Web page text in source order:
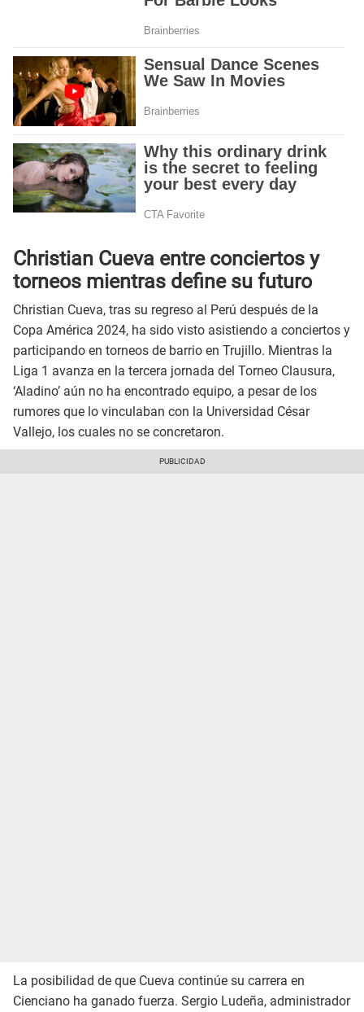
Christian Cueva entre conciertos y
torneos mientras define su futuro
Christian Cueva, tras su regreso al Perú después de la
Copa América 2024, ha sido visto asistiendo a conciertos y
participando en torneos de barrio en Trujillo. Mientras la
Liga 1 avanza en la tercera jornada del Torneo Clausura,
‘Aladino’ aún no ha encontrado equipo, a pesar de los
rumores que lo vinculaban con la Universidad César
Vallejo, los cuales no se concretaron.
La posibilidad de que Cueva continúe su carrera en
Cienciano ha ganado fuerza. Sergio Ludeña, administrador